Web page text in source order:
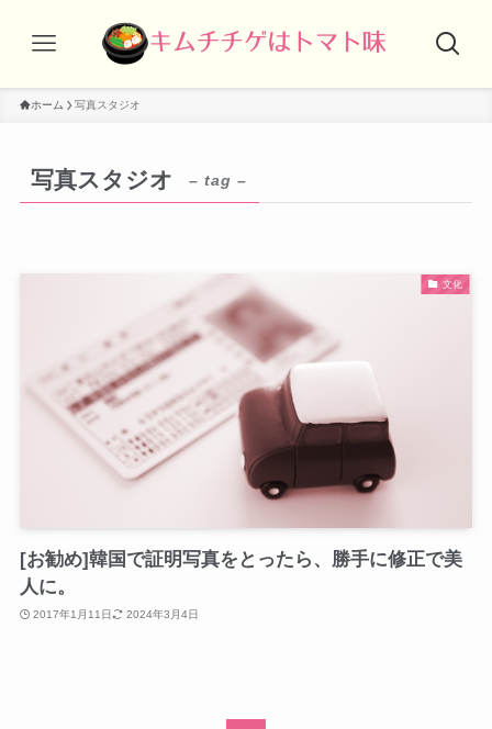
ホーム 写真スタジオ
写真スタジオ – tag –
文化
[お勧め]韓国で証明写真をとったら、勝手に修正で美
人に。
2017年1月11日 2024年3月4日